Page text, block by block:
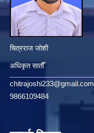
चित्रराज जोशी
अधिकृत सातौँ
chitrajoshi233@gmail.com
9866109484